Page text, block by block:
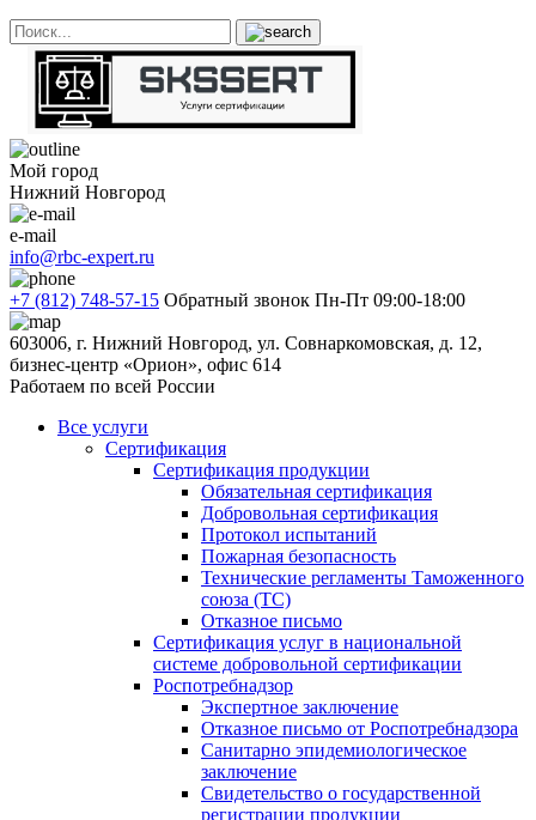
Мой город
Нижний Новгород
e-mail
info@rbc-expert.ru
+7 (812) 748-57-15 Обратный звонок Пн-Пт 09:00-18:00
603006, г. Нижний Новгород, ул. Совнаркомовская, д. 12,
бизнес-центр «Орион», офис 614
Работаем по всей России
Все услуги
Сертификация
Сертификация продукции
Обязательная сертификация
Добровольная сертификация
Протокол испытаний
Пожарная безопасность
Технические регламенты Таможенного
союза (ТС)
Отказное письмо
Сертификация услуг в национальной
системе добровольной сертификации
Роспотребнадзор
Экспертное заключение
Отказное письмо от Роспотребнадзора
Санитарно эпидемиологическое
заключение
Свидетельство о государственной
регистрации продукции